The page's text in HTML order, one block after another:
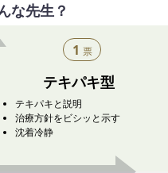
な先生？
1 票
テキパキ型
テキパキと説明
治療方針をビシッと示す
沈着冷静